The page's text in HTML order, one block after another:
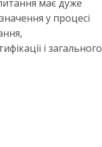
має дуже
у процесі
і загального